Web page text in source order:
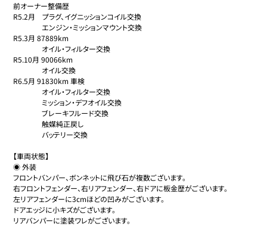
前オーナー整備歴
R5.2月　プラグ、イグニッションコイル交換
エンジン・ミッションマウント交換
R5.3月 87889km
オイル・フィルター交換
R5.10月 90066km
オイル交換
R6.5月 91830km 車検
オイル・フィルター交換
ミッション・デフオイル交換
ブレーキフルード交換
触媒純正戻し
バッテリー交換
【車両状態】
◉ 外装
フロントバンパー、ボンネットに飛び石が複数ございます。
右フロントフェンダー、右リアフェンダー、右ドアに板金歴がございます。
左リアフェンダーに3cmほどの凹みがございます。
ドアエッジに小キズがございます。
リアバンパーに塗装ワレがございます。